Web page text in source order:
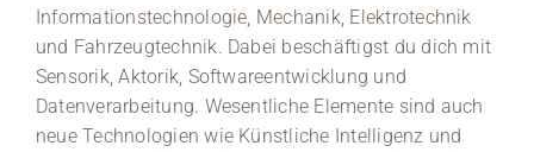
Informationstechnologie, Mechanik, Elektrotechnik
und Fahrzeugtechnik. Dabei beschäftigst du dich mit
Sensorik, Aktorik, Softwareentwicklung und
Datenverarbeitung. Wesentliche Elemente sind auch
neue Technologien wie Künstliche Intelligenz und